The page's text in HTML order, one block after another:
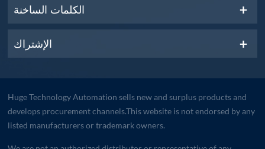
الكلمات الساخنة
الإشتراك
Huge Technology Automation sells new and surplus products and
develops procurement channels.This website is not endorsed by any
listed manufacturers or trademark owners.